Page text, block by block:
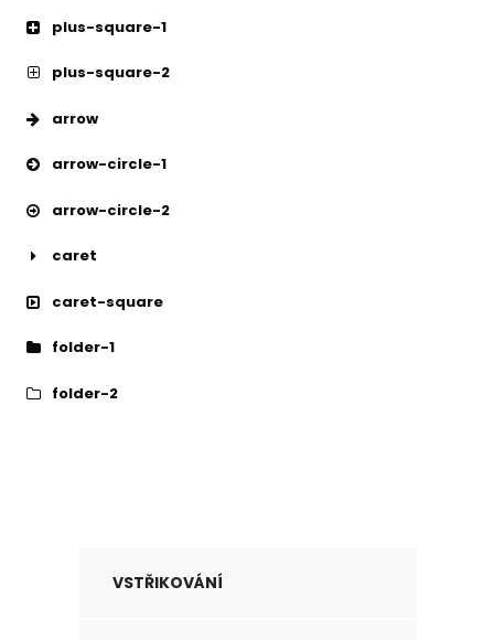
plus-square-1
plus-square-2
arrow
arrow-circle-1
arrow-circle-2
caret
caret-square
folder-1
folder-2
VSTŘIKOVÁNÍ